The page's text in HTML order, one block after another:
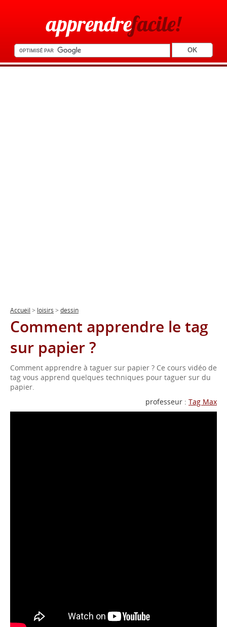
apprendrefacile!
Accueil > loisirs > dessin
Comment apprendre le tag
sur papier ?
Comment apprendre à taguer sur papier ? Ce cours vidéo de
tag vous apprend quelques techniques pour taguer sur du
papier.
professeur : Tag Max